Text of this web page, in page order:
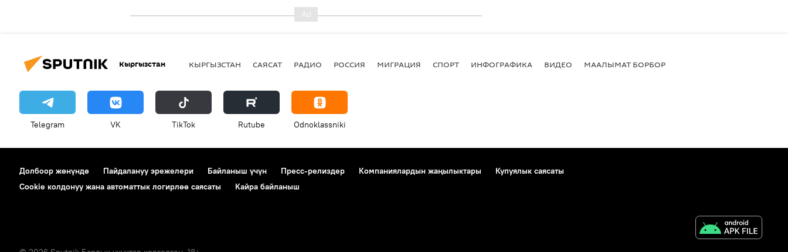
Кыргызстан КЫРГЫЗСТАН САЯСАТ РАДИО РОССИЯ МИГРАЦИЯ СПОРТ ИНФОГРАФИКА ВИДЕО МААЛЫМАТ БОРБОР
Telegram VK ТikТоk Rutube Odnoklassniki
Долбоор жөнүндө Пайдалануу эрежелери Байланыш үчүн Пресс-релиздер Компаниялардын жаңылыктары
Купуялык саясаты
Cookie колдонуу жана автоматтык логирлөө саясаты
Кайра байланыш